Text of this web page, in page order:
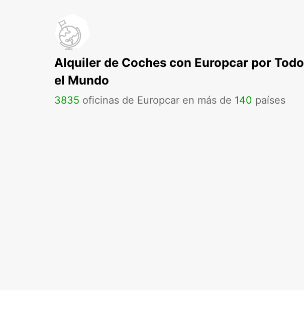
Alquiler de Coches con Europcar por Todo
el Mundo
3835 oficinas de Europcar en más de 140 países